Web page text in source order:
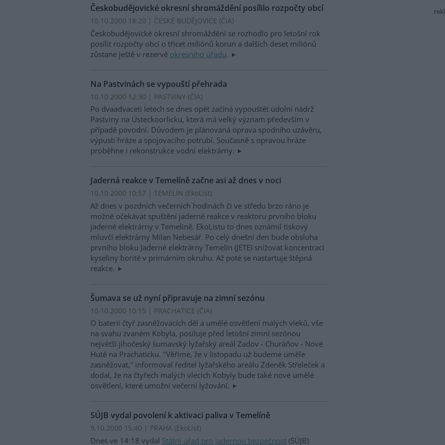
Českobudějovické okresní shromáždění posílilo rozpočty obcí
10.10.2000 18:20 | ČESKÉ BUDĚJOVICE (ČIA)
Českobudějovické okresní shromáždění se rozhodlo pro letošní rok
posílit rozpočty obcí o třicet miliónů korun a dalších deset miliónů
zůstane ještě v rezervě okresního úřadu.
Na Pastvinách se vypouští přehrada
10.10.2000 12:30 | PASTVINY (ČIA)
Po dvaadvaceti letech se dnes opět začíná vypouštět údolní nádrž
Pastviny na Ústeckoorlicku, která má velký význam především v
případě povodní. Důvodem je plánovaná oprava spodního uzávěru,
výpusti hráze a spojovacího potrubí. Současně s opravou hráze
proběhne i rekonstrukce vodní elektrárny.
Jaderná reakce v Temelíně začne asi až dnes v noci
10.10.2000 10:57 | TEMELÍN (EkoList)
Až dnes v pozdních večerních hodinách či ve středu brzo ráno je
možné očekávat spuštění jaderné reakce v reaktoru prvního bloku
jaderné elektrárny v Temelíně. EkoListu to dnes oznámil tiskový
mluvčí elektrárny Milan Nebesář. Po celý dnešní den bude obsluha
prvního bloku Jaderné elektrárny Temelín (JETE) snižovat koncentraci
kyseliny borité v primárním okruhu. Až poté se nastartuje štěpná
reakce.
Šumava se už nyní připravuje na zimní sezónu
10.10.2000 10:15 | PRACHATICE (ČIA)
O baterii čtyř zasněžovacích děl a umělé osvětlení malých vleků, vše
na svahu zvaném Kobyla, posiluje před letošní zimní sezónou
největší jihočeský šumavský lyžařský areál Zadov - Churáňov - Nové
Hutě na Prachaticku. "Věříme, že v listopadu už budeme uměle
zasněžovat," informoval ředitel lyžařského areálu Zdeněk Střeleček a
dodal, že na čtyřech malých vlecích Kobyly bude také nové umělé
osvětlení, které umožní večerní lyžování.
SÚJB vydal povolení k aktivaci paliva v Temelíně
9.10.2000 15:40 | PRAHA (EkoList)
Dnes ve 14:18 vydal Státní úřad pro jadernou bezpečnost (SÚJB)